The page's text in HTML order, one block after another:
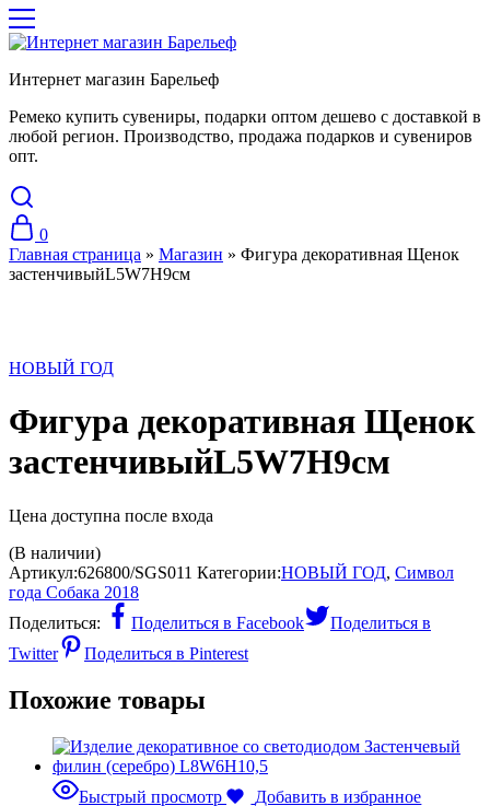
Интернет магазин Барельеф
Ремеко купить сувениры, подарки оптом дешево с доставкой в
любой регион. Производство, продажа подарков и сувениров
опт.
0
Главная страница » Магазин » Фигура декоративная Щенок
застенчивыйL5W7H9см
НОВЫЙ ГОД
Фигура декоративная Щенок
застенчивыйL5W7H9см
Цена доступна после входа
(В наличии)
Артикул:626800/SGS011 Категории:НОВЫЙ ГОД, Символ
года Собака 2018
Поделиться:
Поделиться в Facebook
Поделиться в
Twitter
Поделиться в Pinterest
Похожие товары
Быстрый просмотр
Добавить в избранное